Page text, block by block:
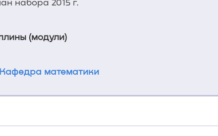
(модули)
Кафедра математики